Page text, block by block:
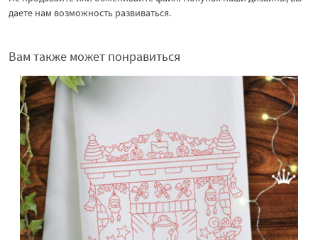
даете нам возможность развиваться.
Вам также может понравиться